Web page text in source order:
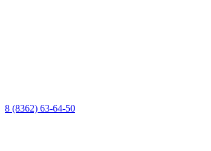
8 (8362) 63-64-50